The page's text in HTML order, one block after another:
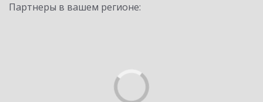
Партнеры в вашем регионе: